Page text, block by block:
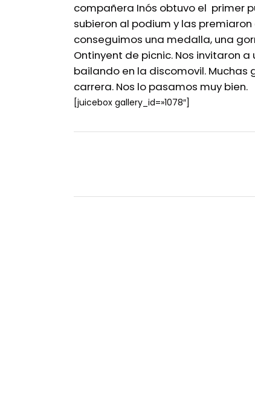
compañera Inós obtuvo el primer
subieron al podium y las
conseguimos una medalla, una
Ontinyent de picnic. Nos invitaron
bailando en la discomovil. Muchas
carrera. Nos lo pasamos muy bien.
[juicebox gallery_id=»1078″]